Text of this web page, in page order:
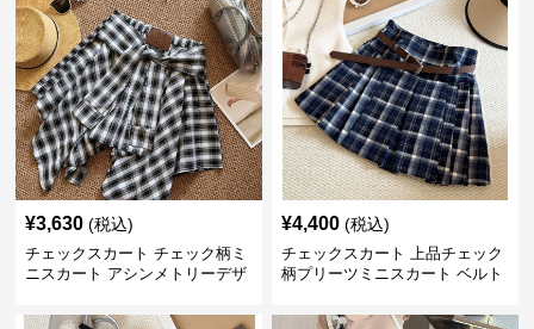
¥3,630 (税込)
チェックスカート チェック柄ミ
ニスカート アシンメトリーデザ
¥4,400 (税込)
チェックスカート 上品チェック
柄プリーツミニスカート ベルト